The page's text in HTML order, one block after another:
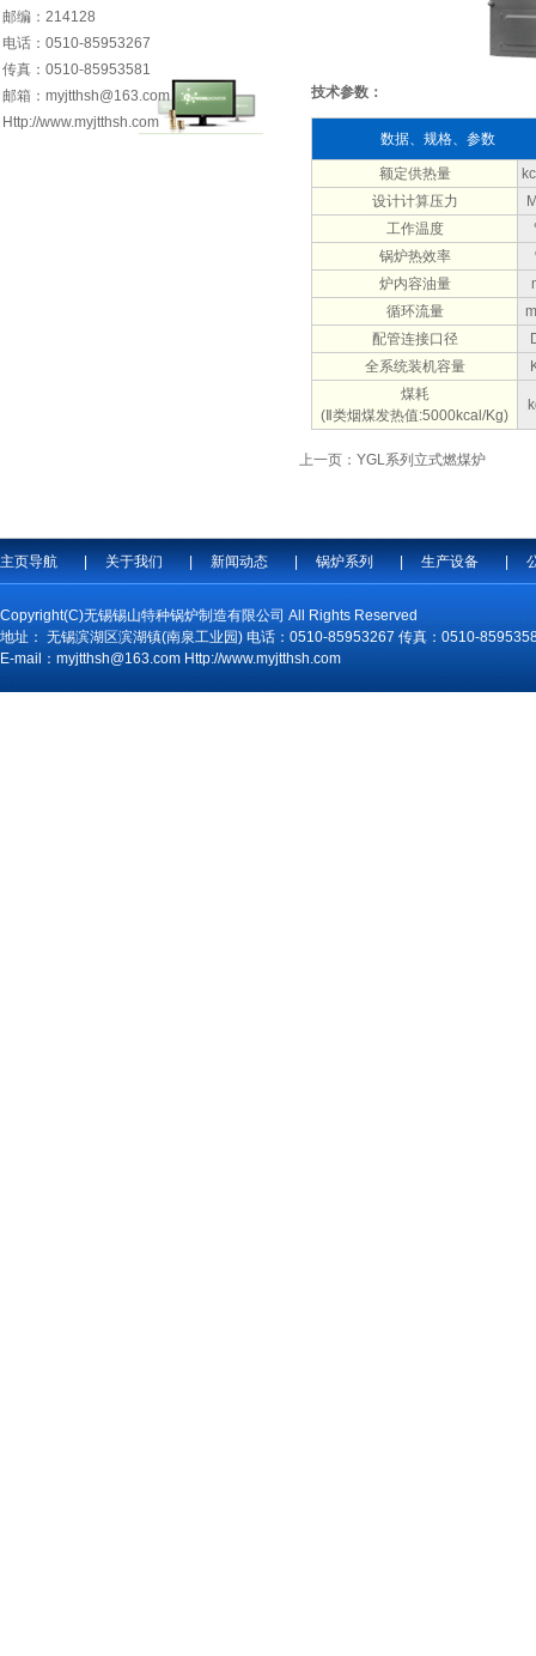
邮编：214128
电话：0510-85953267
传真：0510-85953581
邮箱：myjtthsh@163.com
Http://www.myjtthsh.com
技术参数：
数据、规格、参数
额定供热量
设计计算压力
工作温度
锅炉热效率
炉内容油量
循环流量
配管连接口径
全系统装机容量
煤耗
(Ⅱ类烟煤发热值:5000kcal/Kg)
上一页：YGL系列立式燃煤炉
主页导航 | 关于我们 | 新闻动态 | 锅炉系列 | 生产设备 |
Copyright(C)无锡锡山特种锅炉制造有限公司 All Rights Reserved
地址： 无锡滨湖区滨湖镇(南泉工业园) 电话：0510-85953267 传真：0510-
E-mail：myjtthsh@163.com Http://www.myjtthsh.com